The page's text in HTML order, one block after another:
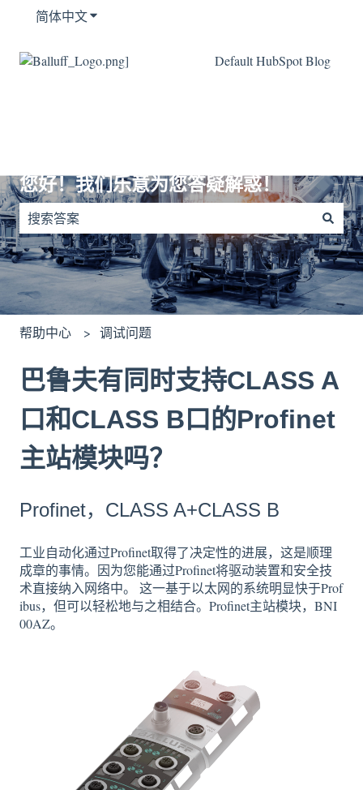
简体中文显示翻译的子菜单
Default HubSpot Blog
您好！我们乐意为您答疑解惑！
没有建议，因为搜索字段为空。
帮助中心 调试问题
巴鲁夫有同时支持CLASS A
口和CLASS B口的Profinet
主站模块吗？
Profinet，CLASS A+CLASS B
工业自动化通过Profinet取得了决定性的进展，这是顺理
成章的事情。因为您能通过Profinet将驱动装置和安全技
术直接纳入网络中。 这一基于以太网的系统明显快于Prof
ibus，但可以轻松地与之相结合。Profinet主站模块，BNI
00AZ。